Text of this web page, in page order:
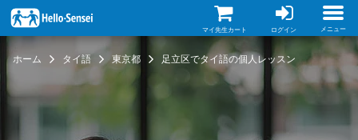
イ
ン
コ
テ
に
マイ先生カート ログイン メニュー
ホーム タイ語 東京都 足立区でタイ語の個人レッスン